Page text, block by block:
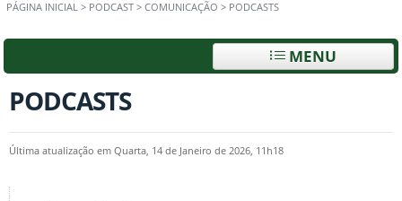
PÁGINA INICIAL > PODCAST > COMUNICAÇÃO > PODCASTS
MENU
PODCASTS
Última atualização em Quarta, 14 de Janeiro de 2026, 11h18